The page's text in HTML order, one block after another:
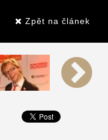
Zpět na článek